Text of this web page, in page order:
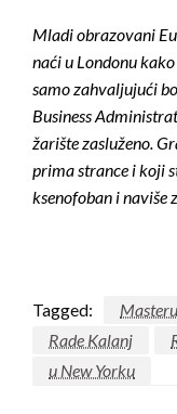
Mladi obrazovani
naći u Londonu
samo zahvaljujući
Business
žarište zasluženo.
prima strance i koji
ksenofoban i naviše
Tagged:
Rade Kalanj
u New Yorku